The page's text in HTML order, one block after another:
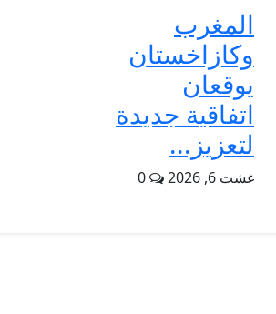
المغرب
وكازاخستان
يوقعان
اتفاقية جديدة
لتعزيز...
غشت 6, 2026